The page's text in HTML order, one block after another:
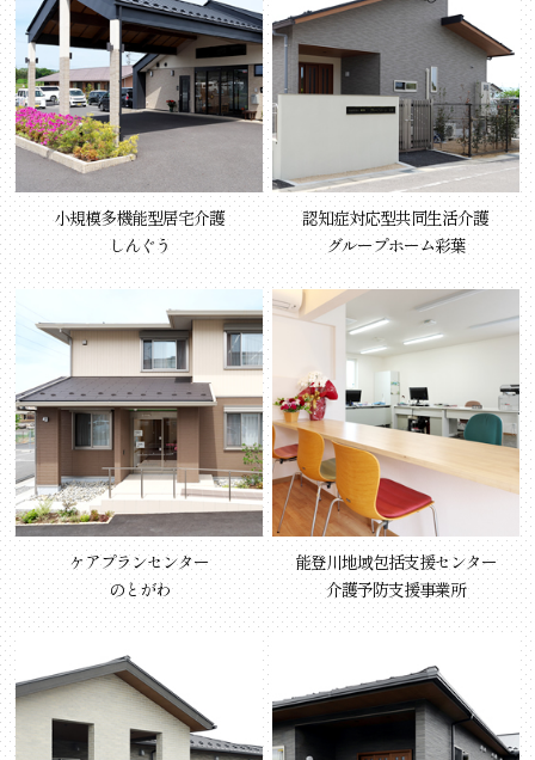
小規模多機能型居宅介護
しんぐう
認知症対応型共同生活介護
グループホーム彩葉
ケアプランセンター
のとがわ
能登川地域包括支援センター
介護予防支援事業所